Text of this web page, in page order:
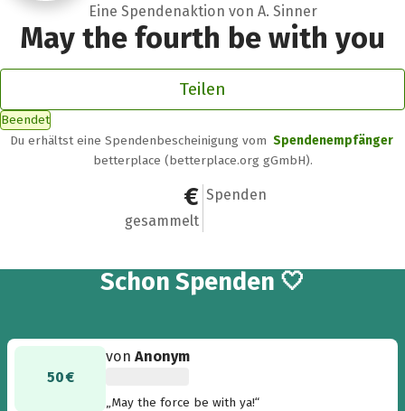
Eine Spendenaktion von A. Sinner
May the fourth be with you
Teilen
Beendet
Du erhältst eine Spendenbescheinigung vom Spendenempfänger
betterplace (betterplace.org gGmbH).
800 €
gesammelt
6
Spenden
Schon 6
Spenden 🤍
50 €
vonAnonym
„May the force be with ya!“